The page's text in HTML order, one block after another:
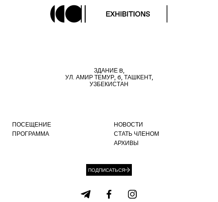
ЗДАНИЕ B,
УЛ. АМИР ТЕМУР, 6, ТАШКЕНТ,
УЗБЕКИСТАН
ПОСЕЩЕНИЕ
ПРОГРАММА
НОВОСТИ
СТАТЬ ЧЛЕНОМ
АРХИВЫ
ПОДПИСАТЬСЯ